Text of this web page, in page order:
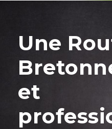
Une
et